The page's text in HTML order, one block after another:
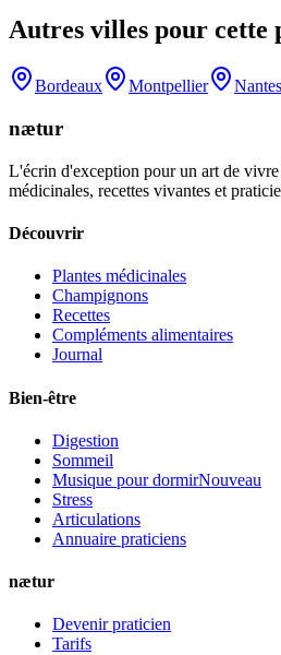
Autres villes pour cette
Bordeaux Montpellier Nantes
nætur
L'écrin d'exception pour un art de
médicinales, recettes vivantes et
Découvrir
Plantes médicinales
Champignons
Recettes
Compléments alimentaires
Journal
Bien-être
Digestion
Sommeil
Musique pour dormirNouveau
Stress
Articulations
Annuaire praticiens
nætur
Devenir praticien
Tarifs